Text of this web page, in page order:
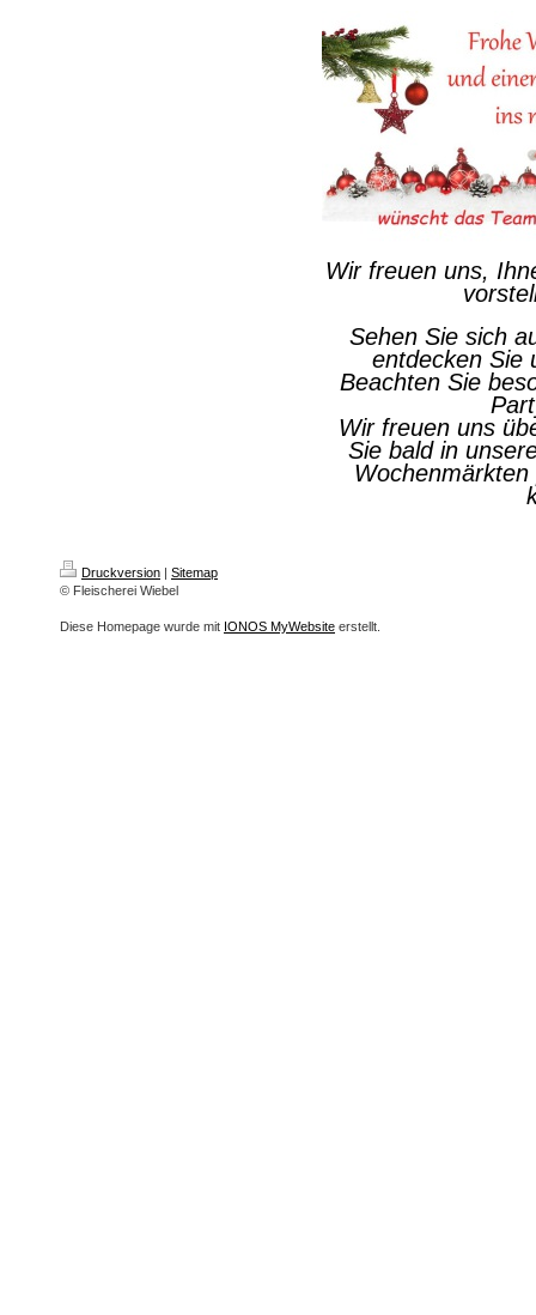
Wir freuen uns,
Sehen Sie sich
entdecken Sie
Beachten Sie
Wir freuen uns
Sie bald in
Druckversion
Sitemap
© Fleischerei Wiebel
Diese Homepage wurde mit IONOS MyWebsite erstellt.